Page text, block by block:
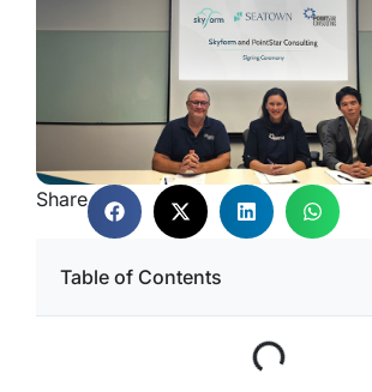
Share
Table of Contents